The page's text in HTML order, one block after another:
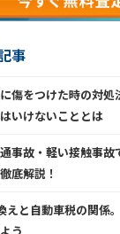
事
傷をつけた時の対
いけないこととは
事故・軽い接触事故
底解説！
えと自動車税の関係